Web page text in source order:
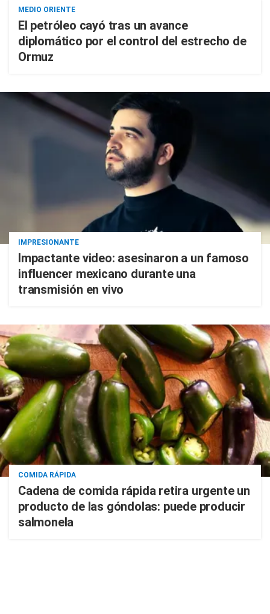
MEDIO ORIENTE
El petróleo cayó tras un avance
diplomático por el control del estrecho de
Ormuz
IMPRESIONANTE
Impactante video: asesinaron a un famoso
influencer mexicano durante una
transmisión en vivo
COMIDA RÁPIDA
Cadena de comida rápida retira urgente un
producto de las góndolas: puede producir
salmonela